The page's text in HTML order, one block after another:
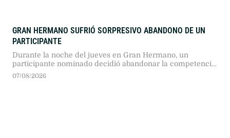
GRAN HERMANO SUFRIÓ SORPRESIVO ABANDONO DE UN
PARTICIPANTE
Durante la noche del jueves en Gran Hermano, un
participante nominado decidió abandonar la competencia
tras informarse sobre la internación de urgencia de su
07/08/2026